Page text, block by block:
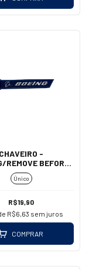
CHAVEIRO -
REMOVE BEFORE
(MOSQUETÃO)
Único
R$19,90
R$6,63 sem juros
COMPRAR